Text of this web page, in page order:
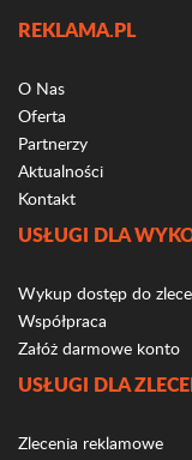
REKLAMA.PL
O Nas
Oferta
Partnerzy
Aktualności
Kontakt
USŁUGI DLA
Wykup dostęp do
Współpraca
Załóż darmowe konto
USŁUGI DLA
Zlecenia reklamowe